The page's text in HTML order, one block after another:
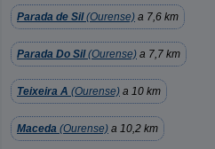
Parada de Sil(Ourense) a 7,6 km
Parada Do Sil(Ourense) a 7,7 km
Teixeira A (Ourense) a 10 km
Maceda (Ourense) a 10,2 km